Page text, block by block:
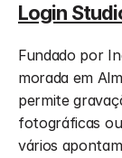
Login
Fundado por
morada em
permite
fotográficas
vários